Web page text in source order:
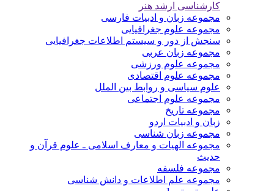
کارشناسی ارشد هنر
مجموعه زبان و ادبیات فارسی
مجموعه علوم جغرافیایی
سنجش از دور و سیستم اطلاعات جغرافیایی
مجموعه زبان عربی
مجموعه علوم ورزشی
مجموعه علوم اقتصادی
علوم سیاسی و روابط بین الملل
مجموعه علوم اجتماعی
مجموعه تاریخ
زبان و ادبیات اردو
مجموعه زبان شناسی
مجموعه الهیات و معارف اسلامی ـ علوم قرآن و
حدیث
مجموعه فلسفه
مجموعه علم اطلاعات و دانش شناسی